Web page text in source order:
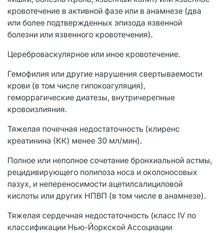
кровотечение в активной фазе или в анамнезе (два
или более подтвержденных эпизода язвенной
болезни или язвенного кровотечения).
Цереброваскулярное или иное кровотечение.
Гемофилия или другие нарушения свертываемости
крови (в том числе гипокоагуляция),
геморрагические диатезы, внутричерепные
кровоизлияния.
Тяжелая почечная недостаточность (клиренс
креатинина (КК) менее 30 мл/мин).
Полное или неполное сочетание бронхиальной астмы,
рецидивирующего полипоза носа и околоносовых
пазух, и непереносимости ацетилсалициловой
кислоты или других НПВП (в том числе в анамнезе).
Тяжелая сердечная недостаточность (класс IV по
классификации Нью-Йоркской Ассоциации